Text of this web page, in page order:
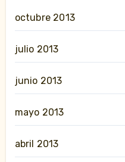
octubre 2013
julio 2013
junio 2013
mayo 2013
abril 2013